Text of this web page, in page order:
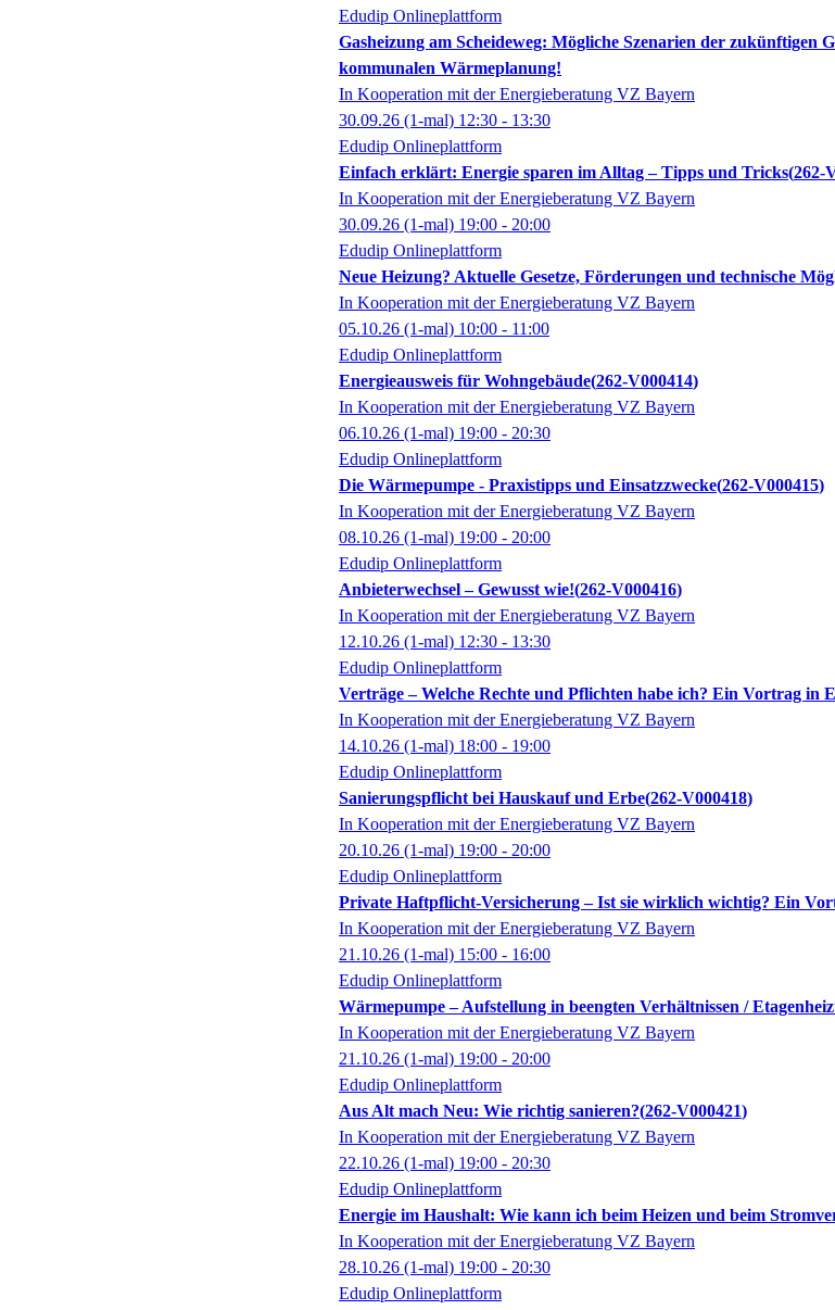
Edudip Onlineplattform
Gasheizung am Scheideweg: Mögliche Szenarien der zukünftigen
kommunalen Wärmeplanung!
In Kooperation mit der Energieberatung VZ Bayern
30.09.26 (1-mal) 12:30 - 13:30
Edudip Onlineplattform
Einfach erklärt: Energie sparen im Alltag – Tipps und Tricks 262-
In Kooperation mit der Energieberatung VZ Bayern
30.09.26 (1-mal) 19:00 - 20:00
Edudip Onlineplattform
Neue Heizung? Aktuelle Gesetze, Förderungen und technische
In Kooperation mit der Energieberatung VZ Bayern
05.10.26 (1-mal) 10:00 - 11:00
Edudip Onlineplattform
Energieausweis für Wohngebäude 262-V000414
In Kooperation mit der Energieberatung VZ Bayern
06.10.26 (1-mal) 19:00 - 20:30
Edudip Onlineplattform
Die Wärmepumpe - Praxistipps und Einsatzzwecke 262-V000415
In Kooperation mit der Energieberatung VZ Bayern
08.10.26 (1-mal) 19:00 - 20:00
Edudip Onlineplattform
Anbieterwechsel – Gewusst wie! 262-V000416
In Kooperation mit der Energieberatung VZ Bayern
12.10.26 (1-mal) 12:30 - 13:30
Edudip Onlineplattform
Verträge – Welche Rechte und Pflichten habe ich? Ein Vortrag in
In Kooperation mit der Energieberatung VZ Bayern
14.10.26 (1-mal) 18:00 - 19:00
Edudip Onlineplattform
Sanierungspflicht bei Hauskauf und Erbe 262-V000418
In Kooperation mit der Energieberatung VZ Bayern
20.10.26 (1-mal) 19:00 - 20:00
Edudip Onlineplattform
Private Haftpflicht-Versicherung – Ist sie wirklich wichtig? Ein
In Kooperation mit der Energieberatung VZ Bayern
21.10.26 (1-mal) 15:00 - 16:00
Edudip Onlineplattform
Wärmepumpe – Aufstellung in beengten Verhältnissen /
In Kooperation mit der Energieberatung VZ Bayern
21.10.26 (1-mal) 19:00 - 20:00
Edudip Onlineplattform
Aus Alt mach Neu: Wie richtig sanieren? 262-V000421
In Kooperation mit der Energieberatung VZ Bayern
22.10.26 (1-mal) 19:00 - 20:30
Edudip Onlineplattform
Energie im Haushalt: Wie kann ich beim Heizen und beim
In Kooperation mit der Energieberatung VZ Bayern
28.10.26 (1-mal) 19:00 - 20:30
Edudip Onlineplattform